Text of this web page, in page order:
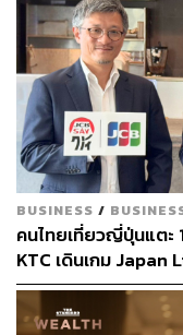
TAGS: กรมทรัพยากรท
Sustain
BUSINESS /
คนไทยเที่ยวญี่ปุ่นแตะ
KTC เดินเกม Japan
จ่าย หวังดันยอดเติบ